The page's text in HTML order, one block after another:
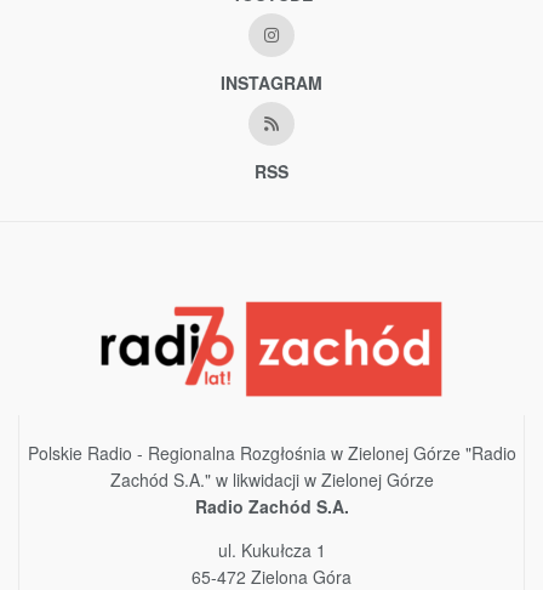
INSTAGRAM
RSS
Polskie Radio - Regionalna Rozgłośnia w Zielonej Górze "Radio
Zachód S.A." w likwidacji w Zielonej Górze
Radio Zachód S.A.
ul. Kukułcza 1
65-472 Zielona Góra